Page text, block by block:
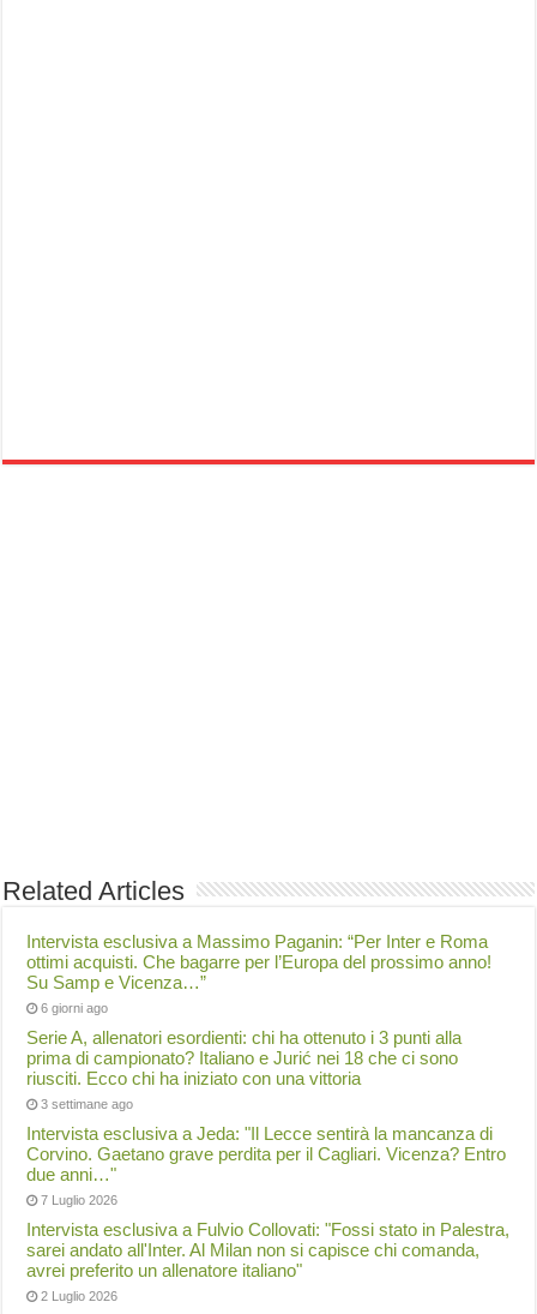
Related Articles
Intervista esclusiva a Massimo Paganin: “Per Inter e Roma
ottimi acquisti. Che bagarre per l’Europa del prossimo anno!
Su Samp e Vicenza…”
6 giorni ago
Serie A, allenatori esordienti: chi ha ottenuto i 3 punti alla
prima di campionato? Italiano e Jurić nei 18 che ci sono
riusciti. Ecco chi ha iniziato con una vittoria
3 settimane ago
Intervista esclusiva a Jeda: "Il Lecce sentirà la mancanza di
Corvino. Gaetano grave perdita per il Cagliari. Vicenza? Entro
due anni…"
7 Luglio 2026
Intervista esclusiva a Fulvio Collovati: "Fossi stato in Palestra,
sarei andato all'Inter. Al Milan non si capisce chi comanda,
avrei preferito un allenatore italiano"
2 Luglio 2026